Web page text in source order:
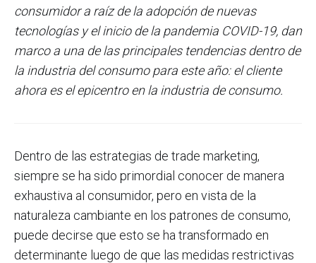
consumidor a raíz de la adopción de nuevas
tecnologías y el inicio de la pandemia COVID-19, dan
marco a una de las principales tendencias dentro de
la industria del consumo para este año: el cliente
ahora es el epicentro en la industria de consumo.
Dentro de las estrategias de trade marketing,
siempre se ha sido primordial conocer de manera
exhaustiva al consumidor, pero en vista de la
naturaleza cambiante en los patrones de consumo,
puede decirse que esto se ha transformado en
determinante luego de que las medidas restrictivas